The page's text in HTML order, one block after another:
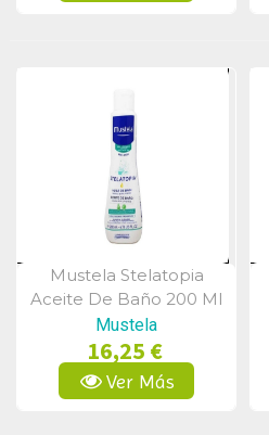
Vista Rápida
Mustela Stelatopia
Aceite De Baño 200 Ml
Mustela
16,25 €
Ver Más